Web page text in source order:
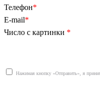
Телефон*
E-mail*
Число с картинки *
Нажимая кнопку «Отправить», я